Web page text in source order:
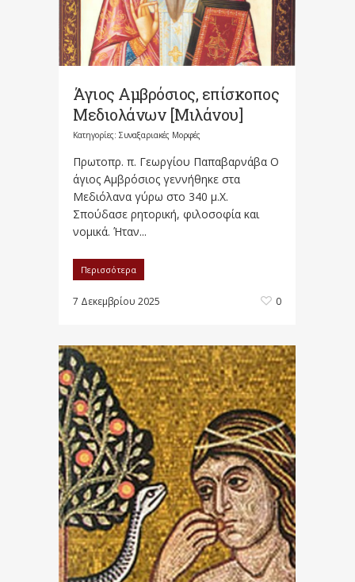
Άγιος Αμβρόσιος, επίσκοπος
Μεδιολάνων [Μιλάνου]
Κατηγορίες: Συναξαριακές Μορφές
Πρωτοπρ. π. Γεωργίου Παπαβαρνάβα Ο
άγιος Αμβρόσιος γεννήθηκε στα
Μεδιόλανα γύρω στο 340 μ.Χ.
Σπούδασε ρητορική, φιλοσοφία και
νομικά. Ήταν...
Περισσότερα
7 Δεκεμβρίου 2025 0